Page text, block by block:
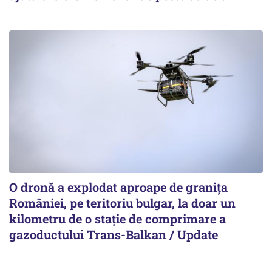
O dronă a explodat aproape de granița
României, pe teritoriu bulgar, la doar un
kilometru de o stație de comprimare a
gazoductului Trans-Balkan / Update